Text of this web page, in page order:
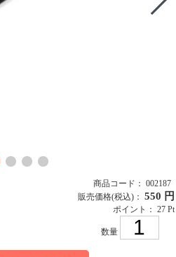
商品コード： 002187
販売価格(税込)： 550 円
ポイント： 27 Pt
数量